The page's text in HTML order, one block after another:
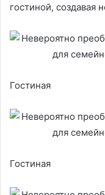
гостиной, создавая
Гостиная
Гостиная